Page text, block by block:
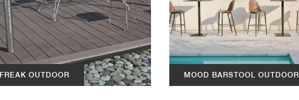
FREAK OUTDOOR MOOD BARSTOOL OUTDOOR